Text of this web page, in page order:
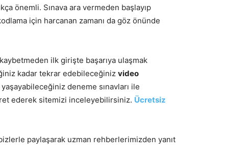
önemli. Sınava ara vermeden başlayıp
için harcanan zamanı da göz önünde
ilk girişte başarıya ulaşmak
kadar tekrar edebileceğiniz video
deneme sınavları ile
ederek sitemizi inceleyebilirsiniz. Ücretsiz
paylaşarak uzman rehberlerimizden yanıt